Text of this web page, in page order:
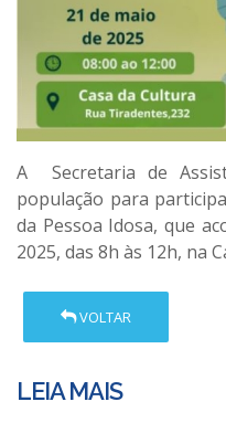
A Secretaria de
população para
da Pessoa Idosa, que
2025, das 8h às 12h, na
VOLTAR
LEIA MAIS